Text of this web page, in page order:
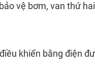
vệ bơm, van thứ
khiển bằng điện